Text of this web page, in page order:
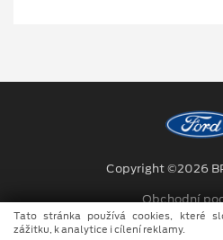
Copyright ©2026
Obchodní
Ochrana
Tato stránka používá cookies, které
zážitku, k analytice i cílení reklamy.